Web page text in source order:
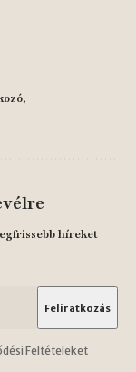
híreket
Feltételeket